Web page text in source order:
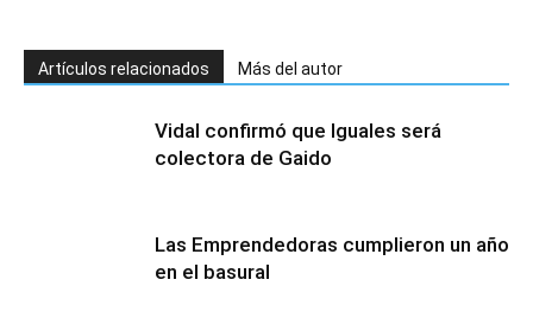
Artículos relacionados Más del autor
Vidal confirmó que Iguales será
colectora de Gaido
Las Emprendedoras cumplieron un año
en el basural